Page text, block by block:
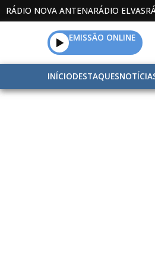
RÁDIO NOVA ANTENARÁDIO ELVAS
EMISSÃO ONLINE
INÍCIODESTAQUES